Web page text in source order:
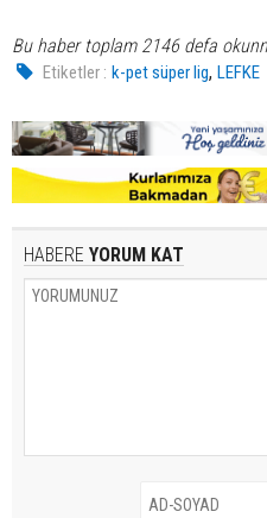
Bu haber toplam 2146 defa
Etiketler : k-pet süper lig,LEFKE
HABERE YORUM KAT